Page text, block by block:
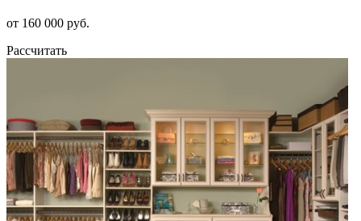
от 160 000 руб.
Рассчитать